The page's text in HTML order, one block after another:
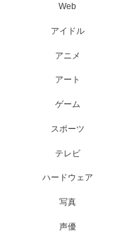
Web
アイドル
アニメ
アート
ゲーム
スポーツ
テレビ
ハードウェア
写真
声優